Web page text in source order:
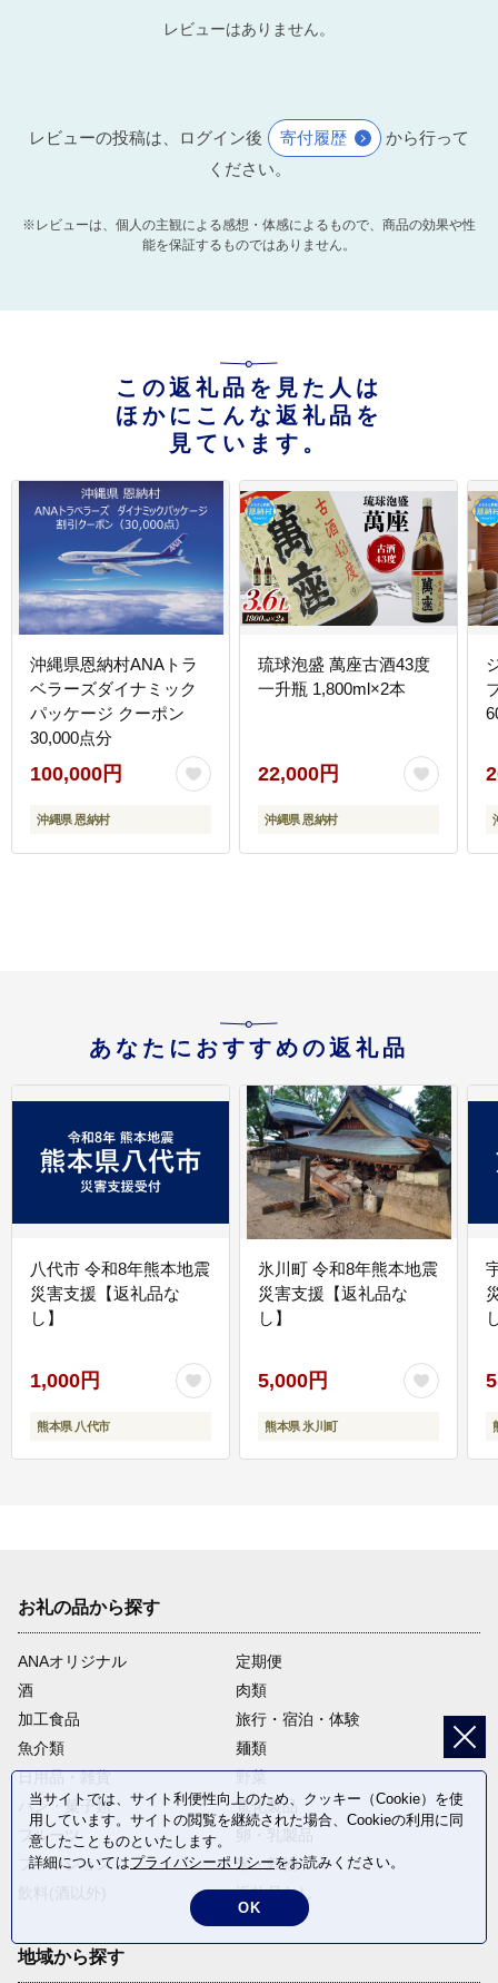
レビューはありません。
レビューの投稿は、ログイン後 寄付履歴
から行って
ください。
※レビューは、個人の主観による感想・体感によるもので、商品の効果や性
能を保証するものではありません。
この返礼品を見た人は
ほかにこんな返礼品を
見ています。
沖縄県恩納村ANAトラ
ベラーズダイナミック
パッケージ クーポン
30,000点分
100,000円
沖縄県 恩納村
琉球泡盛 萬座古酒43度
一升瓶 1,800ml×2本
22,000円
沖縄県 恩納村
あなたにおすすめの返礼品
八代市 令和8年熊本地震
災害支援【返礼品な
し】
1,000円
熊本県 八代市
氷川町 令和8年熊本地震
災害支援【返礼品な
し】
5,000円
熊本県 氷川町
お礼の品から探す
ANAオリジナル
定期便
酒
肉類
加工食品
旅行・宿泊・体験
魚介類
麺類
日用品・雑貨
野菜
パン・菓子類
電化製品
フルーツ
ファッション
米・穀物
返礼品なし
地域から探す
当サイトでは、サイト利便性向上のため、クッキー（Cookie）を使
用しています。サイトの閲覧を継続された場合、Cookieの利用に同
意したことものといたします。
詳細についてはプライバシーポリシーをお読みください。
OK